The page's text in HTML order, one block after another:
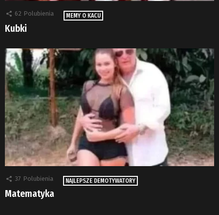
62 Polubienia MEMY O KACU
Kubki
37 Polubienia NAJLEPSZE DEMOTYWATORY
Matematyka